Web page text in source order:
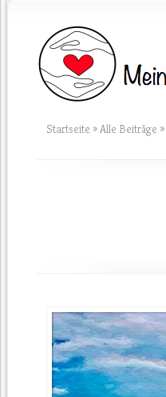
Startseite »Alle Beiträge »